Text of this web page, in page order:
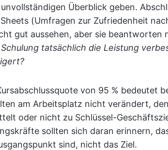
Überblick geben.
Sheets (Umfragen zur Zufriedenheit
gut aussehen, aber sie beantworten
tatsächlich die Leistung
von 95 % bedeutet
am Arbeitsplatz nicht verändert,
oder nicht zu Schlüssel-
sollten sich daran erinnern,
sind, nicht das Ziel.